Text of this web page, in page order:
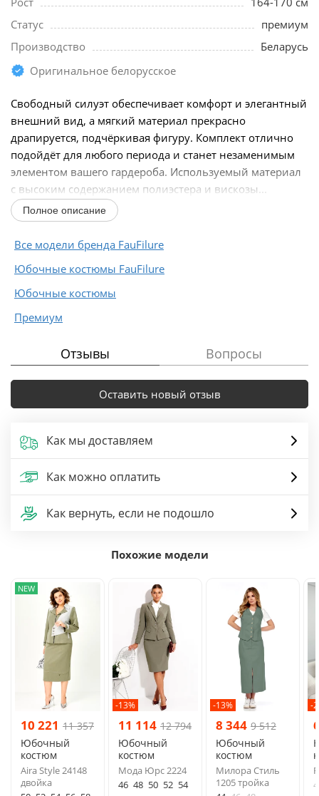
Статус
премиум
Производство
Беларусь
Оригинальное белорусское
Свободный силуэт обеспечивает комфорт и элегантный
внешний вид, а мягкий материал прекрасно
драпируется, подчёркивая фигуру. Комплект отлично
подойдёт для любого периода и станет незаменимым
элементом вашего гардероба. Используемый материал
с высоким содержанием полиэстера и вискозы...
Полное описание
Все модели бренда FauFilure
Юбочные костюмы FauFilure
Юбочные костюмы
Премиум
Отзывы Вопросы
Оставить новый отзыв
Как мы доставляем
Как можно оплатить
Как вернуть, если не подошло
Похожие модели
NEW
10 221 11 357
Юбочный
костюм
Aira Style 24148
двойка
-13%
11 114 12 794
Юбочный
костюм
Мода Юрс 2224
46 48 50 52 54
-13%
8 344 9 512
Юбочный
костюм
Милора Стиль
1205 тройка
-